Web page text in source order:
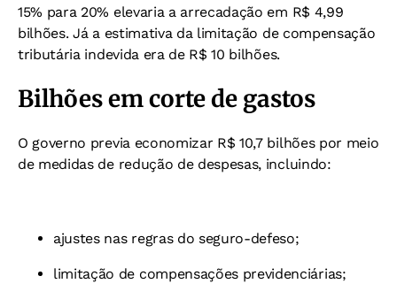
15% para 20% elevaria a arrecadação em R$ 4,99
bilhões. Já a estimativa da limitação de compensação
tributária indevida era de R$ 10 bilhões.
Bilhões em corte de gastos
O governo previa economizar R$ 10,7 bilhões por meio
de medidas de redução de despesas, incluindo:
ajustes nas regras do seguro-defeso;
limitação de compensações previdenciárias;